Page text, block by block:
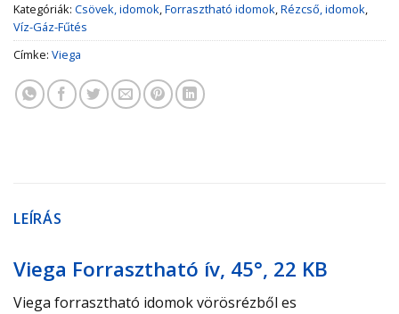
Kategóriák: Csövek, idomok,Forrasztható idomok,Rézcső, idomok,
Víz-Gáz-Fűtés
Címke: Viega
LEÍRÁS
Viega Forrasztható ív, 45°, 22 KB
Viega forrasztható idomok vörösrézből es